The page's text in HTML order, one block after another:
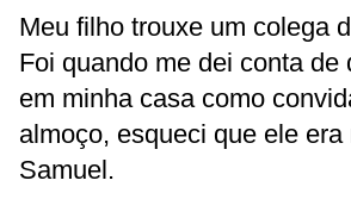
Meu filho trouxe um colega
Foi quando me dei conta de
em minha casa como
almoço, esqueci que ele
Samuel.